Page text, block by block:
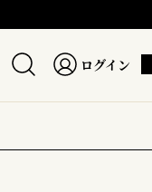
ログイン